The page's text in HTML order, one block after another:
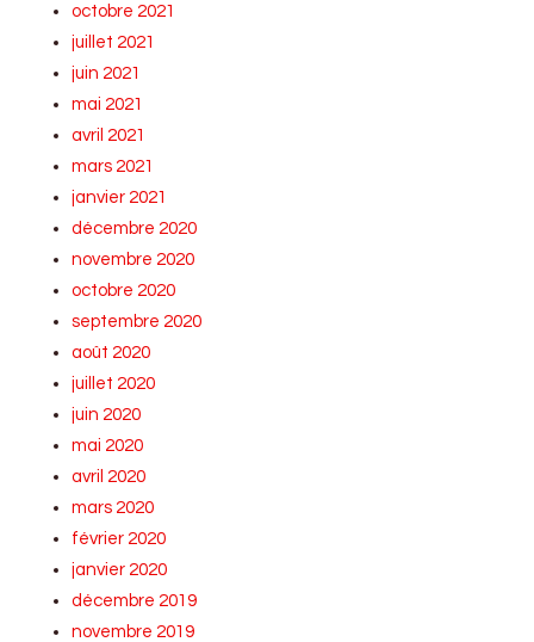
octobre 2021
juillet 2021
juin 2021
mai 2021
avril 2021
mars 2021
janvier 2021
décembre 2020
novembre 2020
octobre 2020
septembre 2020
août 2020
juillet 2020
juin 2020
mai 2020
avril 2020
mars 2020
février 2020
janvier 2020
décembre 2019
novembre 2019